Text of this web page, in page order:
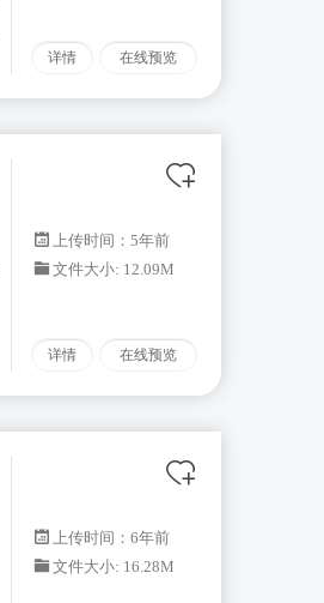
详情 在线预览
上传时间：5年前
文件大小: 12.09M
详情 在线预览
上传时间：6年前
文件大小: 16.28M